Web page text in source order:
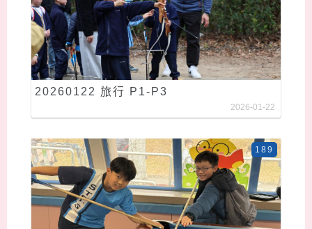
20260122 旅行 P1-P3
2026-01-22
189